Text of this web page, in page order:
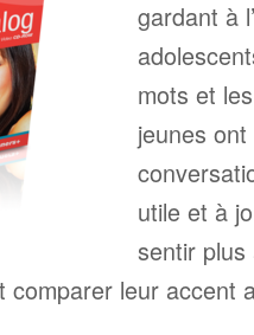
gardant à
mots et
jeunes
utile et à
sentir plus
leur accent